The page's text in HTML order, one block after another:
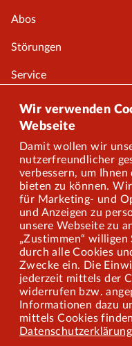
Wir verwenden
Webseite
Damit wollen wir
nutzerfreundlicher
verbessern, um
bieten zu können.
für Marketing- und
und Anzeigen zu
unsere Webseite zu
„Zustimmen“
durch alle Cookies
Zwecke ein. Die
jederzeit mittels der
widerrufen bzw.
Informationen dazu
mittels Cookies
Datenschutzerklärung
Abos
Störungen
Service
Onlineshop
Über uns
Karriere
Presse
Mitarbeiterportal
Barrierefreiheit
Mobilität lernen